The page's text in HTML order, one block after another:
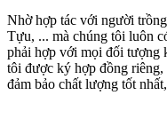
Nhờ hợp tác với người
Tựu, ... mà chúng tôi luôn
phải hợp với mọi đối tượng
tôi được ký hợp đồng riêng,
đảm bảo chất lượng tốt